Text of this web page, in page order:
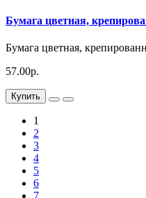
Бумага цветная,
Бумага цветная,
57.00р.
Купить
1
2
3
4
5
6
7